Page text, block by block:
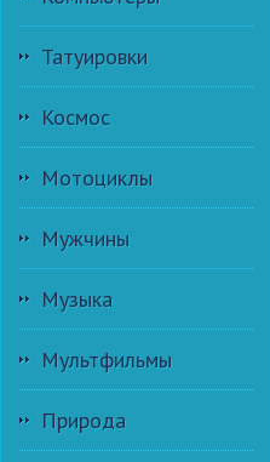
Татуировки
Космос
Мотоциклы
Мужчины
Музыка
Мультфильмы
Природа